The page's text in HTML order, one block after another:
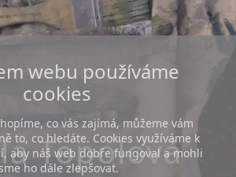
Topolová
webu používáme
cookies
co vás zajímá, můžeme vám
to, co hledáte. Cookies využíváme k
aby náš web dobře fungoval a mohli
ho dále zlepšovat.